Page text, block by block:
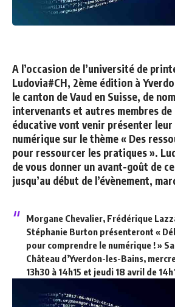
A l’occasion de l’université de
Ludovia#CH, 2ème édition à
le canton de Vaud en Suisse, de
intervenants et autres membres de
éducative vont venir présenter leur
numérique sur le thème « Des
pour ressourcer les pratiques ».
de vous donner un avant-goût de
jusqu’au début de l’évènement,
Morgane Chevalier, Frédérique
Stéphanie Burton présenteront «
pour comprendre le numérique ! »
Château d’Yverdon-les-Bains,
13h30 à 14h15 et jeudi 18 avril de